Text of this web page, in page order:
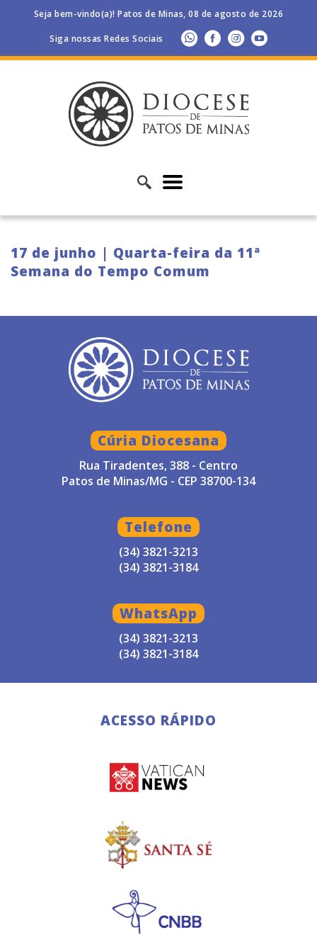
Seja bem-vindo(a)! Patos de Minas, 08 de agosto de 2026
Siga nossas Redes Sociais
17 de junho | Quarta-feira da 11ª
Semana do Tempo Comum
Cúria Diocesana
Rua Tiradentes, 388 - Centro
Patos de Minas/MG - CEP 38700-134
Telefone
(34) 3821-3213
(34) 3821-3184
WhatsApp
(34) 3821-3213
(34) 3821-3184
ACESSO RÁPIDO